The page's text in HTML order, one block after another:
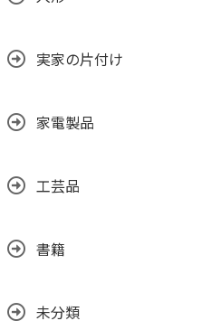
実家の片付け
家電製品
工芸品
書籍
未分類